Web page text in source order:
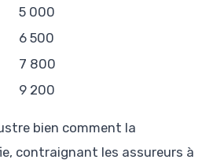
5 000
6 500
7 800
9 200
bien comment la
contraignant les assureurs à